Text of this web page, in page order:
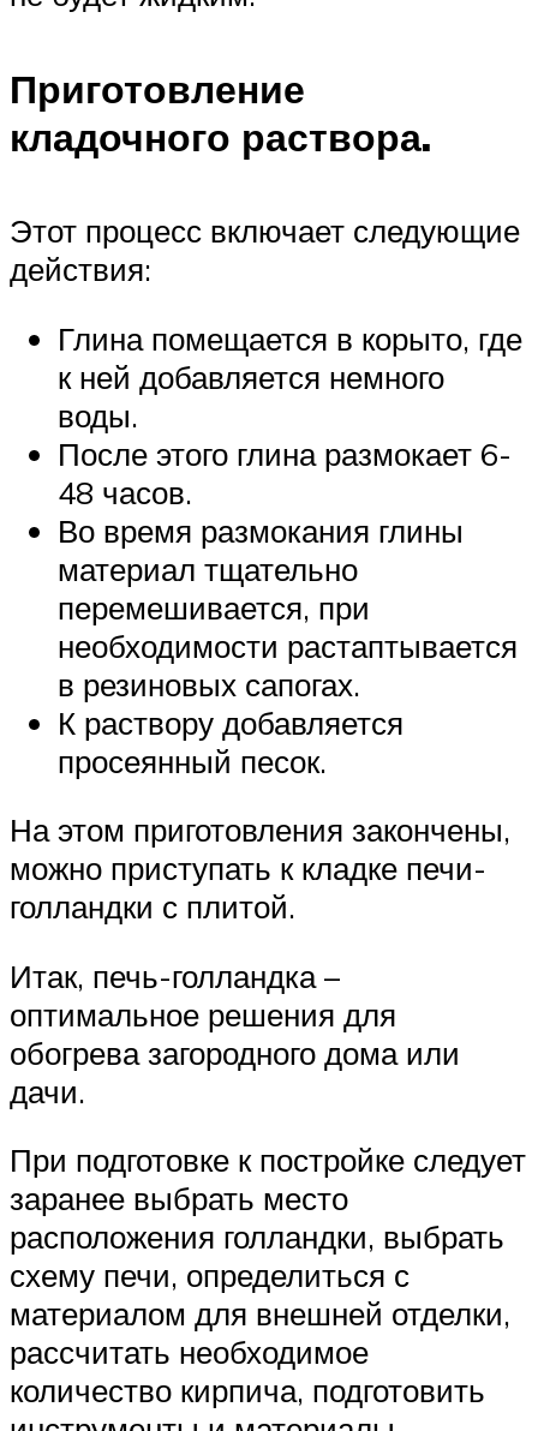
Приготовление
кладочного раствора.
Этот процесс включает следующие
действия:
Глина помещается в корыто, где
к ней добавляется немного
воды.
После этого глина размокает 6-
48 часов.
Во время размокания глины
материал тщательно
перемешивается, при
необходимости растаптывается
в резиновых сапогах.
К раствору добавляется
просеянный песок.
На этом приготовления закончены,
можно приступать к кладке печи-
голландки с плитой.
Итак, печь-голландка –
оптимальное решения для
обогрева загородного дома или
дачи.
При подготовке к постройке следует
заранее выбрать место
расположения голландки, выбрать
схему печи, определиться с
материалом для внешней отделки,
рассчитать необходимое
количество кирпича, подготовить